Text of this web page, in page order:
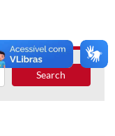
Search